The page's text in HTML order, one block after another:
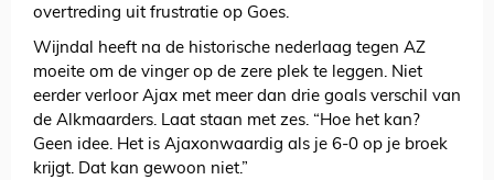
overtreding uit frustratie op Goes.
Wijndal heeft na de historische nederlaag tegen AZ
moeite om de vinger op de zere plek te leggen. Niet
eerder verloor Ajax met meer dan drie goals verschil van
de Alkmaarders. Laat staan met zes. “Hoe het kan?
Geen idee. Het is Ajaxonwaardig als je 6-0 op je broek
krijgt. Dat kan gewoon niet.”